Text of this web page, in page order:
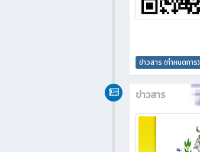
ข่าวสาร (กำหนดการ)
ข่าวสาร